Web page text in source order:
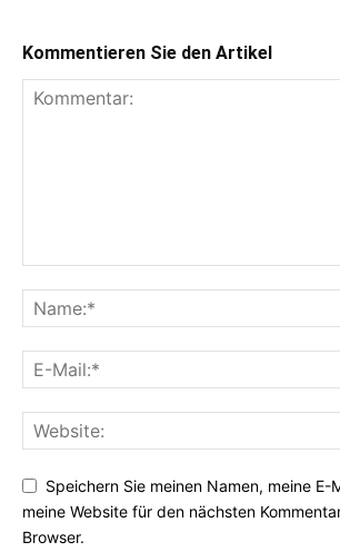
Kommentieren Sie den Artikel
Speichern Sie meinen Namen, meine E-
meine Website für den nächsten
Browser.